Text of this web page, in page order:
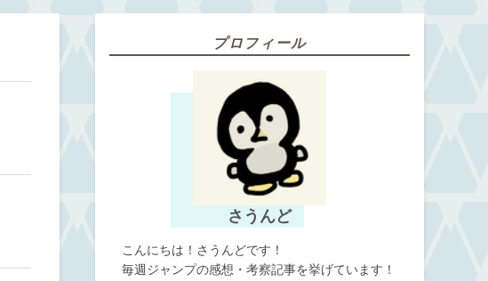
プロフィール
さうんど
こんにちは！さうんどです！
毎週ジャンプの感想・考察記事を挙げています！